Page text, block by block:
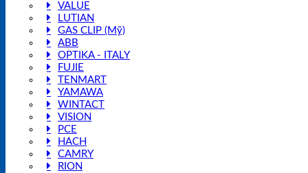
VALUE
LUTIAN
GAS CLIP (Mỹ)
ABB
OPTIKA - ITALY
FUJIE
TENMART
YAMAWA
WINTACT
VISION
PCE
HACH
CAMRY
RION